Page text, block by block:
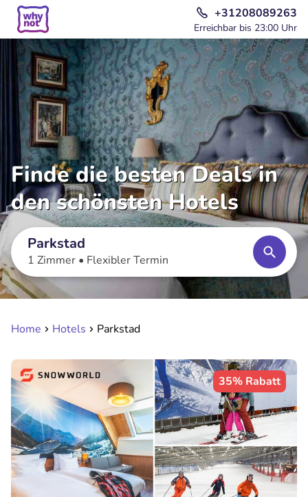
+31208089263
Erreichbar bis 23:00 Uhr
Finde die besten Deals in
den schönsten Hotels
Parkstad
1 Zimmer • Flexibler Termin
Home Hotels Parkstad
35% Rabatt